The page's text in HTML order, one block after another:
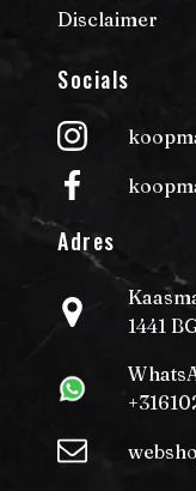
Adres
1441
Socials
Disclaimer